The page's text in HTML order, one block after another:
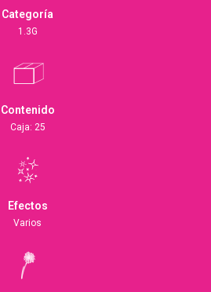
Categoría
1.3G
Contenido
Caja: 25
Efectos
Varios